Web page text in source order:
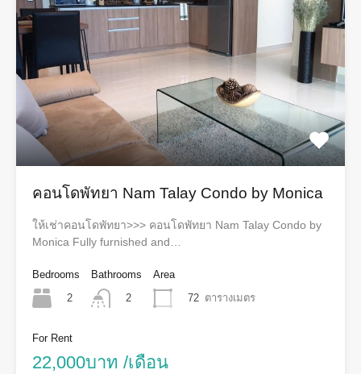
คอนโดพัทยา Nam Talay Condo by Monica
ให้เช่าคอนโดพัทยา>>> คอนโดพัทยา Nam Talay Condo by
Monica Fully furnished and…
Bedrooms
2
Bathrooms
2
Area
72 ตารางเมตร
For Rent
22,000บาท /เดือน